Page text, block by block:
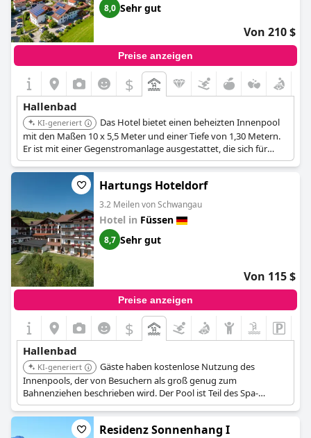
8,0 Sehr gut
Von 210 $
Preise anzeigen
$
Hallenbad
KI-generiert
Das Hotel bietet einen beheizten Innenpool
mit den Maßen 10 x 5,5 Meter und einer Tiefe von 1,30 Metern.
Er ist mit einer Gegenstromanlage ausgestattet, die sich für
aktives Schwimmen eignet.
Hartungs Hoteldorf
3.2 Meilen von Schwangau
Hotel in Füssen
8,7 Sehr gut
Von 115 $
Preise anzeigen
$
Hallenbad
KI-generiert
Gäste haben kostenlose Nutzung des
Innenpools, der von Besuchern als groß genug zum
Bahnenziehen beschrieben wird. Der Pool ist Teil des Spa-
Bereichs des Hotels, der eine Sauna und ein Dampfbad umfasst.
Residenz Sonnenhang I